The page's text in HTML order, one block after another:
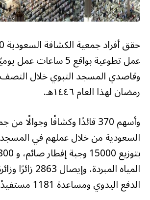
عمل تطوعية بواقع 5
وقاصدي المسجد النبوي خلال
رمضان لهذا العام ١٤٤٦هـ.
وأسهم 370 قائدًا وكشافًا وجوالًا
السعودية من خلال عملهم في المسجد
المياه المبردة،
الدفع اليدوي ومساعدة 1181 مستفيدًا من كبار السن.